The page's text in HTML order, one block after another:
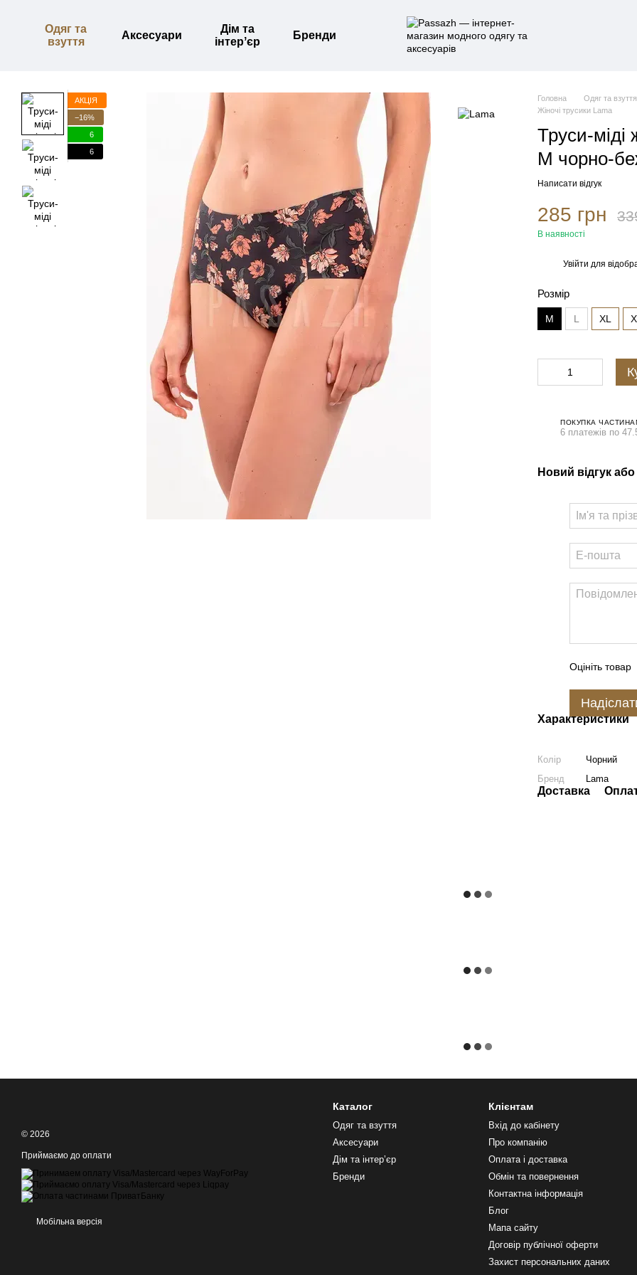
Одяг та
взуття
Аксесуари
Дім та
інтерʼєр
Бренди
АКЦІЯ
−16%
6
6
Головна
Одяг та взуття
Жіночі трусики Lama
Труси-міді
M чорно-
Написати відгук
285 грн
В наявності
Увійти для
Розмір
M L XL
ПОКУПКА
6 платежів по
Новий відгук
Оцініть товар
Характеристики
Колір
Чорний
Бренд
Lama
Доставка
© 2026
Приймаємо до оплати
Мобільна версія
Каталог
Одяг та взуття
Аксесуари
Дім та інтерʼєр
Бренди
Клієнтам
Вхід до кабінету
Про компанію
Оплата і доставка
Обмін та повернення
Контактна інформація
Блог
Мапа сайту
Договір публічної оферти
Захист персональних даних